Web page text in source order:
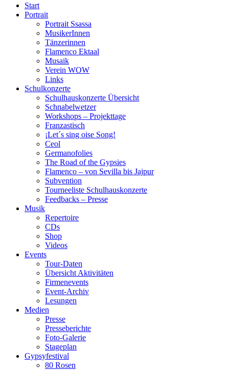
Start
Portrait
Portrait Ssassa
MusikerInnen
Tänzerinnen
Flamenco Ektaal
Musaik
Verein WOW
Links
Schulkonzerte
Schulhauskonzerte Übersicht
Schnabelwetzer
Workshops – Projekttage
Franzastisch
¡Let´s sing oise Song!
Ceol
Germanofolies
The Road of the Gypsies
Flamenco – von Sevilla bis Jajpur
Subvention
Tourneeliste Schulhauskonzerte
Feedbacks – Presse
Musik
Repertoire
CDs
Shop
Videos
Events
Tour-Daten
Übersicht Aktivitäten
Firmenevents
Event-Archiv
Lesungen
Medien
Presse
Presseberichte
Foto-Galerie
Stageplan
Gypsyfestival
80 Rosen